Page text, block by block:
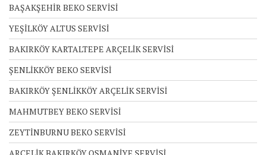
BAŞAKŞEHİR BEKO SERVİSİ
YEŞİLKÖY ALTUS SERVİSİ
BAKIRKÖY KARTALTEPE ARÇELİK SERVİSİ
ŞENLİKKÖY BEKO SERVİSİ
BAKIRKÖY ŞENLİKKÖY ARÇELİK SERVİSİ
MAHMUTBEY BEKO SERVİSİ
ZEYTİNBURNU BEKO SERVİSİ
ARÇELİK BAKIRKÖY OSMANİYE SERVİSİ